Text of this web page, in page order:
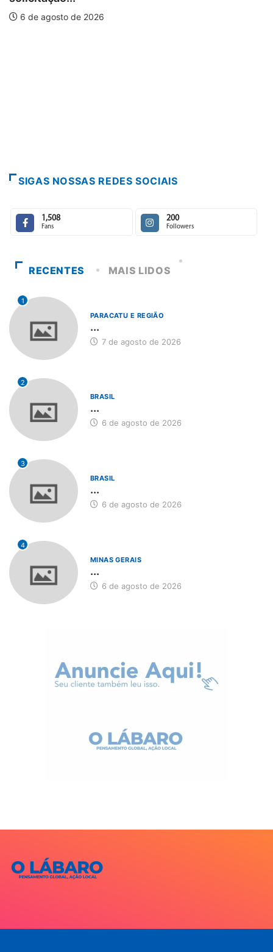
6 de agosto de 2026
SIGAS NOSSAS REDES SOCIAIS
1,508
Fans
200
Followers
RECENTES MAIS LIDOS
1
PARACATU E REGIÃO
...
7 de agosto de 2026
2
BRASIL
...
6 de agosto de 2026
3
BRASIL
...
6 de agosto de 2026
4
MINAS GERAIS
...
6 de agosto de 2026